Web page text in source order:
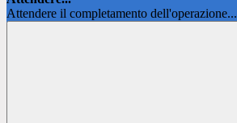
Attendere il completamento dell'operazione...